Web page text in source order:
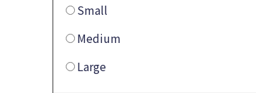
Small
Medium
Large